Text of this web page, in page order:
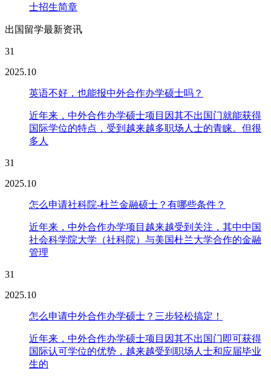
士招生简章
出国留学最新资讯
31
2025.10
英语不好，也能报中外合作办学硕士吗？
近年来，中外合作办学硕士项目因其不出国门就能获得
国际学位的特点，受到越来越多职场人士的青睐。但很
多人
31
2025.10
怎么申请社科院-杜兰金融硕士？有哪些条件？
近年来，中外合作办学项目越来越受到关注，其中中国
社会科学院大学（社科院）与美国杜兰大学合作的金融
管理
31
2025.10
怎么申请中外合作办学硕士？三步轻松搞定！
近年来，中外合作办学硕士项目因其不出国门即可获得
国际认可学位的优势，越来越受到职场人士和应届毕业
生的